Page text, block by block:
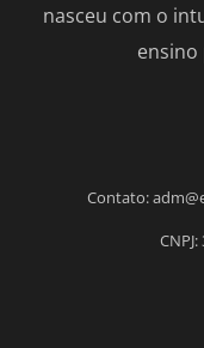
nasceu com o
ensino
Contato: